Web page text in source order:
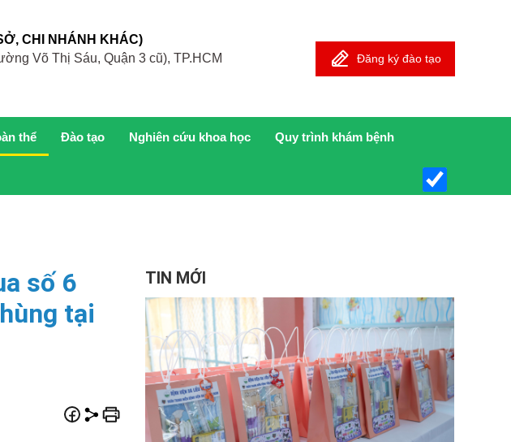
CHI NHÁNH KHÁC)
Võ Thị Sáu, Quận 3 cũ), TP.HCM
Đăng ký đào tạo
thể Đào tạo Nghiên cứu khoa học Quy trình khám bệnh
số 6
tại
TIN MỚI